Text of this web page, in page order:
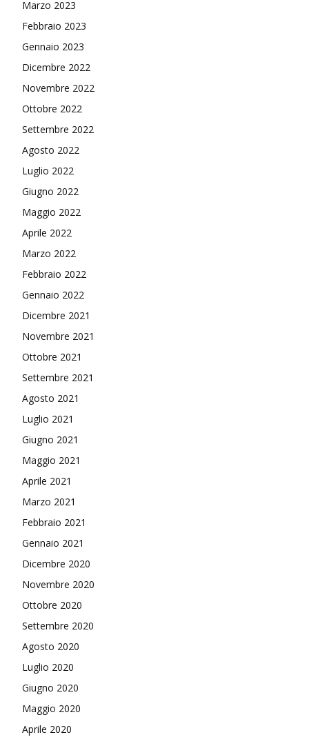
Marzo 2023
Febbraio 2023
Gennaio 2023
Dicembre 2022
Novembre 2022
Ottobre 2022
Settembre 2022
Agosto 2022
Luglio 2022
Giugno 2022
Maggio 2022
Aprile 2022
Marzo 2022
Febbraio 2022
Gennaio 2022
Dicembre 2021
Novembre 2021
Ottobre 2021
Settembre 2021
Agosto 2021
Luglio 2021
Giugno 2021
Maggio 2021
Aprile 2021
Marzo 2021
Febbraio 2021
Gennaio 2021
Dicembre 2020
Novembre 2020
Ottobre 2020
Settembre 2020
Agosto 2020
Luglio 2020
Giugno 2020
Maggio 2020
Aprile 2020